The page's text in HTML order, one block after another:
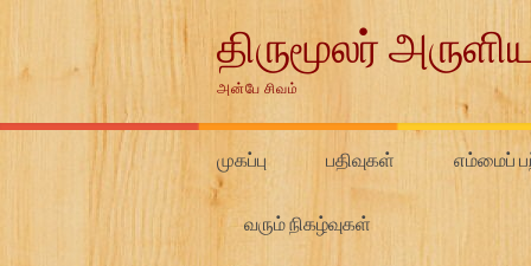
திருமூலர்
அன்பே சிவம்
முகப்பு பதிவுகள் எம்மைப்
வரும் நிகழ்வுகள்